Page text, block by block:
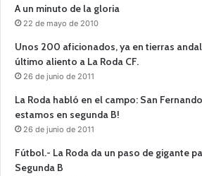
A un minuto de la gloria
22 de mayo de 2010
Unos 200 aficionados, ya en tierras
último aliento a La Roda CF.
26 de junio de 2011
La Roda habló en el campo: San Fernando
estamos en segunda B!
26 de junio de 2011
Fútbol.- La Roda da un paso de gigante
Segunda B